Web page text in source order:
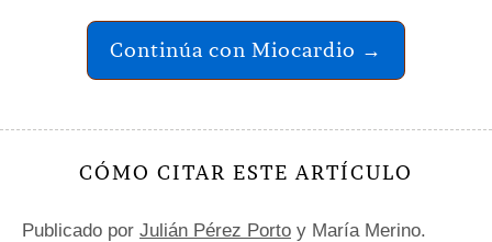
Continúa con Miocardio →
CÓMO CITAR ESTE ARTÍCULO
Publicado por Julián Pérez Porto y María Merino.